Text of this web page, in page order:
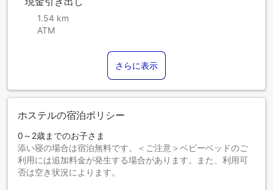
1.54 km
ATM
さらに表示
ホステルの宿泊ポリシー
0～2歳までのお子さま
添い寝の場合は宿泊無料です。＜ご注意＞ベビーベッドのご
利用には追加料金が発生する場合があります。また、利用可
否は空き状況によります。